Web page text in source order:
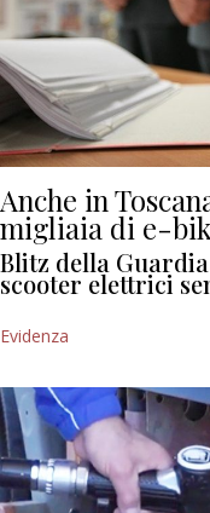
Anche in
migliaia di e-
Blitz della
scooter elettrici
Evidenza